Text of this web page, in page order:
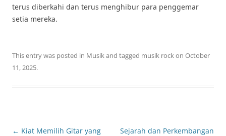
terus diberkahi dan terus menghibur para penggemar
setia mereka.
This entry was posted in Musikand tagged musik rockon October
11, 2025.
Post
← Kiat Memilih Gitar yang
Sejarah dan Perkembangan